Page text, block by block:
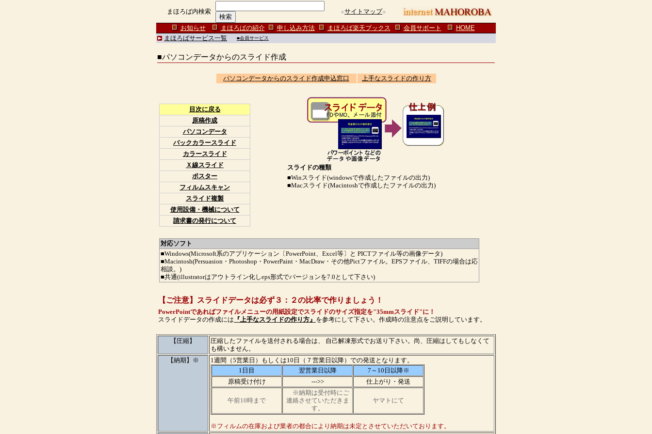
まほろば内検索 ●サイトマップ●
お知らせ まほろばの紹介 申し込み方法 まほろば楽天ブックス 会員サポート
HOME
まほろばサービス一覧
■会員サービス
■パソコンデータからのスライド作成
パソコンデータからのスライド作成申込窓口 上手なスライドの作り方
目次に戻る
原稿作成
パソコンデータ
バックカラースライド
カラースライド
Ｘ線スライド
ポスター
フィルムスキャン
スライド複製
使用設備・機械について
請求書の発行について
スライドの種類
■Winスライド(windowsで作成したファイルの出力)
■Macスライド(Macintoshで作成したファイルの出力)
対応ソフト
■Windows(Microsoft系のアプリケーション〔PowerPoint、Excel等〕と PICTファイル等の画像データ)
■Macintosh(Persuasion・Photoshop・PowerPaint・MacDraw・その他Pictファイル。EPSファイル、TIFFの場合は応
相談。)
■共通(illustratorはアウトライン化しeps形式でバージョンを7.0として下さい)
【ご注意】スライドデータは必ず３：２の比率で作りましょう！
PowerPointであればファイルメニューの用紙設定でスライドのサイズ指定を"35mmスライド"に！
スライドデータの作成には 『上手なスライドの作り方』 を参考にして下さい。作成時の注意点をご説明しています。
【圧縮】
圧縮したファイルを送付される場合は、 自己解凍形式でお送り下さい。尚、圧縮はしてもしなくて
も構いません。
【納期】※
1週間（5営業日）もしくは10日（７営業日以降）での発送となります。
1日目
翌営業日以降
7～10日以降※
原稿受け付け
--->> 仕上がり・発送
午前10時まで
※納期は受付時にご
連絡させていただきま
す。
ヤマトにて
※フィルムの在庫および業者の都合により納期は未定とさせていただいております。